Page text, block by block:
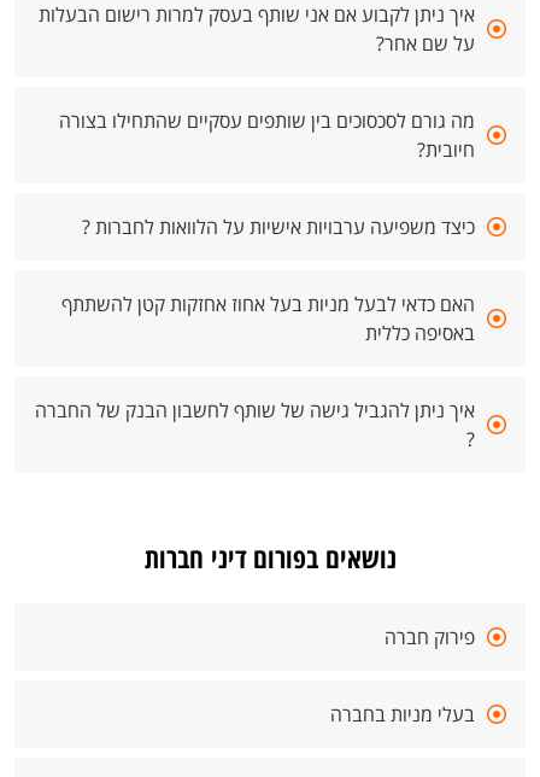
איך ניתן לקבוע אם אני שותף בעסק למרות רישום הבעלות
על שם אחר?
מה גורם לסכסוכים בין שותפים עסקיים שהתחילו בצורה
חיובית?
כיצד משפיעה ערבויות אישיות על הלוואות לחברות ?
האם כדאי לבעל מניות בעל אחוז אחזקות קטן להשתתף
באסיפה כללית
איך ניתן להגביל גישה של שותף לחשבון הבנק של החברה
?
נושאים בפורום דיני חברות
פירוק חברה
בעלי מניות בחברה